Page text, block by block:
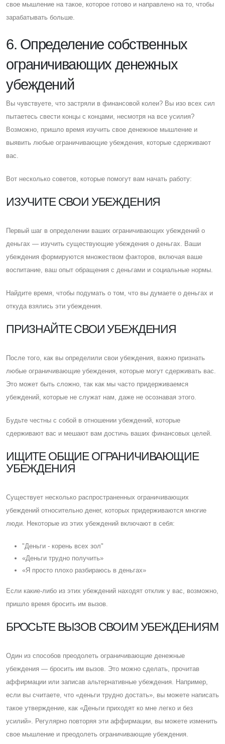
свое мышление на такое, которое готово и направлено на то, чтобы
зарабатывать больше.
6. Определение собственных
ограничивающих денежных
убеждений
Вы чувствуете, что застряли в финансовой колеи? Вы изо всех сил
пытаетесь свести концы с концами, несмотря на все усилия?
Возможно, пришло время изучить свое денежное мышление и
выявить любые ограничивающие убеждения, которые сдерживают
вас.
Вот несколько советов, которые помогут вам начать работу:
ИЗУЧИТЕ СВОИ УБЕЖДЕНИЯ
Первый шаг в определении ваших ограничивающих убеждений о
деньгах — изучить существующие убеждения о деньгах. Ваши
убеждения формируются множеством факторов, включая ваше
воспитание, ваш опыт обращения с деньгами и социальные нормы.
Найдите время, чтобы подумать о том, что вы думаете о деньгах и
откуда взялись эти убеждения.
ПРИЗНАЙТЕ СВОИ УБЕЖДЕНИЯ
После того, как вы определили свои убеждения, важно признать
любые ограничивающие убеждения, которые могут сдерживать вас.
Это может быть сложно, так как мы часто придерживаемся
убеждений, которые не служат нам, даже не осознавая этого.
Будьте честны с собой в отношении убеждений, которые
сдерживают вас и мешают вам достичь ваших финансовых целей.
ИЩИТЕ ОБЩИЕ ОГРАНИЧИВАЮЩИЕ
УБЕЖДЕНИЯ
Cуществует несколько распространенных ограничивающих
убеждений относительно денег, которых придерживаются многие
люди. Некоторые из этих убеждений включают в себя:
"Деньги - корень всех зол"
«Деньги трудно получить»
«Я просто плохо разбираюсь в деньгах»
Eсли какие-либо из этих убеждений находят отклик у вас, возможно,
пришло время бросить им вызов.
БРОСЬТЕ ВЫЗОВ СВОИМ УБЕЖДЕНИЯМ
Один из способов преодолеть ограничивающие денежные
убеждения — бросить им вызов. Это можно сделать, прочитав
аффирмации или записав альтернативные убеждения. Например,
если вы считаете, что «деньги трудно достать», вы можете написать
такое утверждение, как «Деньги приходят ко мне легко и без
усилий». Регулярно повторяя эти аффирмации, вы можете изменить
свое мышление и преодолеть ограничивающие убеждения.